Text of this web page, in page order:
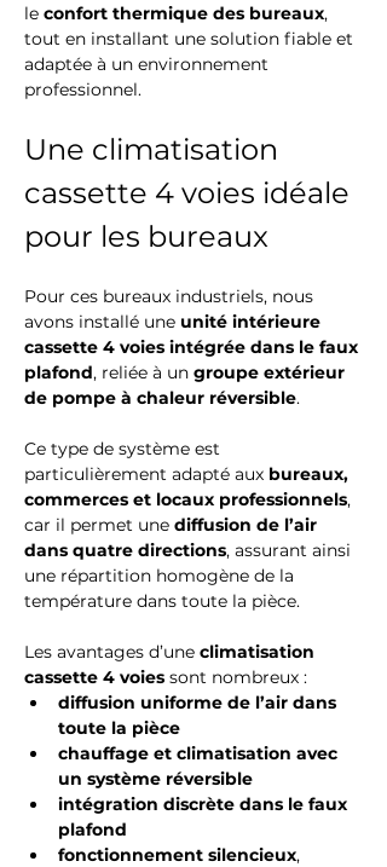
le confort thermique des bureaux,
tout en installant une solution fiable et
adaptée à un environnement
professionnel.
Une climatisation
cassette 4 voies idéale
pour les bureaux
Pour ces bureaux industriels, nous
avons installé une unité intérieure
cassette 4 voies intégrée dans le faux
plafond, reliée à un groupe extérieur
de pompe à chaleur réversible.
Ce type de système est
particulièrement adapté aux bureaux,
commerces et locaux professionnels,
car il permet une diffusion de l’air
dans quatre directions, assurant ainsi
une répartition homogène de la
température dans toute la pièce.
Les avantages d’une climatisation
cassette 4 voies sont nombreux :
diffusion uniforme de l’air dans
toute la pièce
chauffage et climatisation avec
un système réversible
intégration discrète dans le faux
plafond
fonctionnement silencieux,